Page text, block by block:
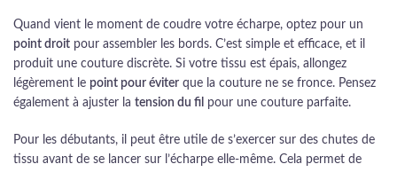
Quand vient le moment de coudre votre écharpe, optez pour un
point droit pour assembler les bords. C’est simple et efficace, et il
produit une couture discrète. Si votre tissu est épais, allongez
légèrement le point pour éviter que la couture ne se fronce. Pensez
également à ajuster la tension du fil pour une couture parfaite.
Pour les débutants, il peut être utile de s’exercer sur des chutes de
tissu avant de se lancer sur l’écharpe elle-même. Cela permet de